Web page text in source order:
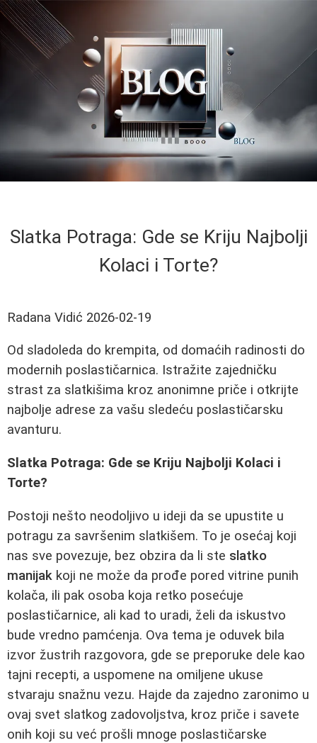
Slatka Potraga: Gde se Kriju Najbolji
Kolaci i Torte?
Radana Vidić 2026-02-19
Od sladoleda do krempita, od domaćih radinosti do
modernih poslastičarnica. Istražite zajedničku
strast za slatkišima kroz anonimne priče i otkrijte
najbolje adrese za vašu sledeću poslastičarsku
avanturu.
Slatka Potraga: Gde se Kriju Najbolji Kolaci i
Torte?
Postoji nešto neodoljivo u ideji da se upustite u
potragu za savršenim slatkišem. To je osećaj koji
nas sve povezuje, bez obzira da li ste slatko
manijak koji ne može da prođe pored vitrine punih
kolača, ili pak osoba koja retko posećuje
poslastičarnice, ali kad to uradi, želi da iskustvo
bude vredno pamćenja. Ova tema je oduvek bila
izvor žustrih razgovora, gde se preporuke dele kao
tajni recepti, a uspomene na omiljene ukuse
stvaraju snažnu vezu. Hajde da zajedno zaronimo u
ovaj svet slatkog zadovoljstva, kroz priče i savete
onih koji su već prošli mnoge poslastičarske